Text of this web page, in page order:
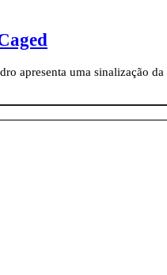
apresenta uma sinalização